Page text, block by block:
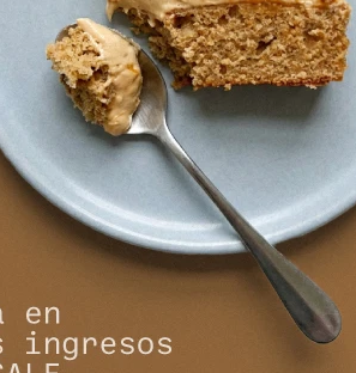
NOSOTROS
NEWSLETTER
¡Suscribite y recibí todas nuestras novedades!
